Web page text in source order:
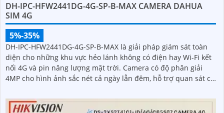
DH-IPC-HFW2441DG-4G-SP-B-MAX CAMERA DAHUA
SIM 4G
5%-35%
DH-IPC-HFW2441DG-4G-SP-B-MAX là giải pháp giám sát toàn
diện cho những khu vực hẻo lánh không có điện hay Wi-Fi kết
nối 4G và pin năng lượng mặt trời. Camera có độ phân giải
4MP cho hình ảnh sắc nét cả ngày lẫn đêm, hỗ trợ quan sát có
chiều